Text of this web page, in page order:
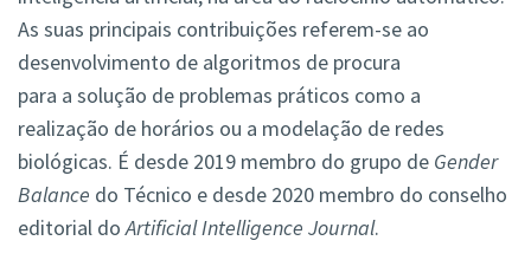
As suas principais contribuições referem-se ao
desenvolvimento de algoritmos de procura
para a solução de problemas práticos como a
realização de horários ou a modelação de redes
biológicas. É desde 2019 membro do grupo de Gender
Balance do Técnico e desde 2020 membro do conselho
editorial doArtificial Intelligence Journal.